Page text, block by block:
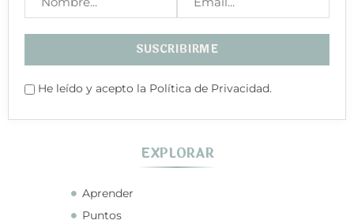
He leído y acepto la Política de Privacidad.
EXPLORAR
Aprender
Puntos